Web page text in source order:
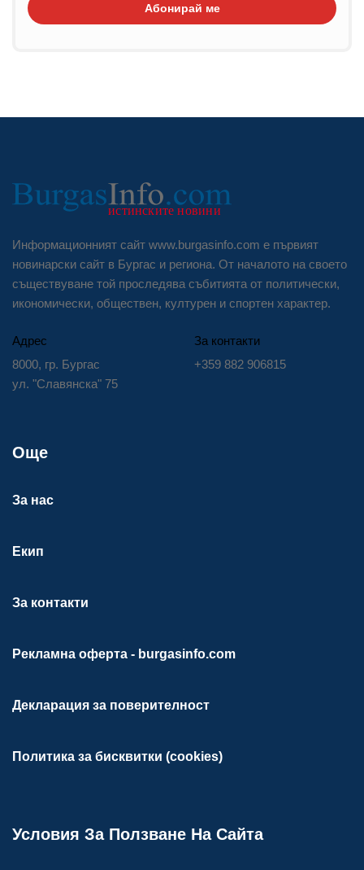
Абонирай ме
Информационният сайт www.burgasinfo.com е първият
новинарски сайт в Бургас и региона. От началото на своето
съществуване той проследява събитията от политически,
икономически, обществен, културен и спортен характер.
Адрес
8000, гр. Бургас
ул. "Славянска" 75
За контакти
+359 882 906815
Още
За нас
Екип
За контакти
Рекламна оферта - burgasinfo.com
Декларация за поверителност
Политика за бисквитки (cookies)
Условия За Ползване На Сайта